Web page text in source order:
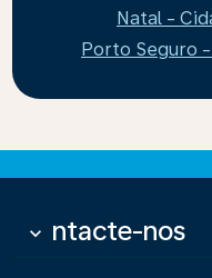
Natal -
Porto Seguro
Contacte-nos
keyboard_arrow_down